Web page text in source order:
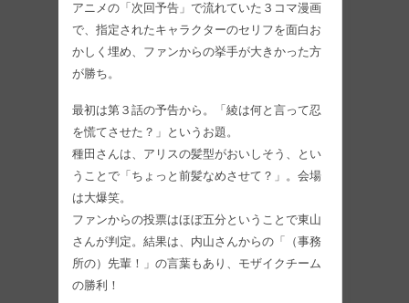
アニメの「次回予告」で流れていた３コマ漫画
で、指定されたキャラクターのセリフを面白お
かしく埋め、ファンからの挙手が大きかった方
が勝ち。
最初は第３話の予告から。「綾は何と言って忍
を慌てさせた？」というお題。
種田さんは、アリスの髪型がおいしそう、とい
うことで「ちょっと前髪なめさせて？」。会場
は大爆笑。
ファンからの投票はほぼ五分ということで東山
さんが判定。結果は、内山さんからの「（事務
所の）先輩！」の言葉もあり、モザイクチーム
の勝利！